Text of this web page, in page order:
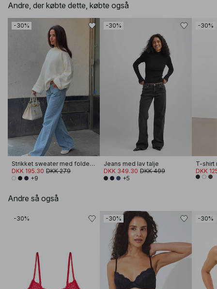
Andre, der købte dette, købte også
-30%
Strikket sweater med foldet ærme
DKK 195.30 DKK 279
+9
-30%
Jeans med lav talje
DKK 349.30 DKK 499
+5
-30%
T-shirt
DKK
Andre så også
-30% -30% -30%